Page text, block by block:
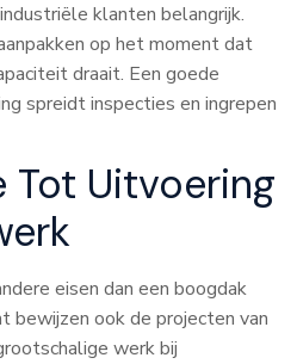
klanten belangrijk.
op het moment dat
draait. Een goede
spreidt inspecties en ingrepen
Tot Uitvoering
eisen dan een boogdak
bewijzen ook de projecten van
werk bij